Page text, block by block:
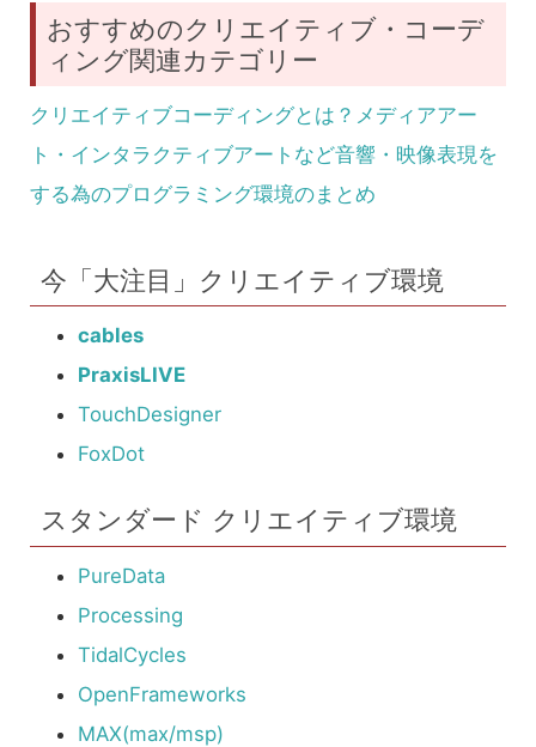
おすすめのクリエイティブ・コーデ
ィング関連カテゴリー
クリエイティブコーディングとは？メディアアー
ト・インタラクティブアートなど音響・映像表現を
する為のプログラミング環境のまとめ
今「大注目」クリエイティブ環境
cables
PraxisLIVE
TouchDesigner
FoxDot
スタンダード クリエイティブ環境
PureData
Processing
TidalCycles
OpenFrameworks
MAX(max/msp)